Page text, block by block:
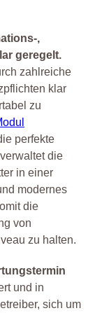
,
geregelt.
zahlreiche
klar
zu
perfekte
die
in einer
modernes
die
von
zu halten.
und in
sich um